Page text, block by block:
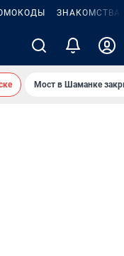
ЗНАКОМСТВА
Мост в Шаманке